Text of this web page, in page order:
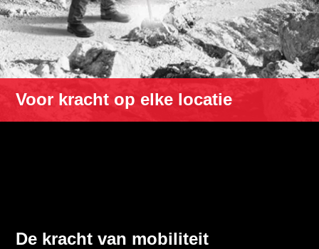
Voor kracht op elke locatie
De kracht van mobiliteit